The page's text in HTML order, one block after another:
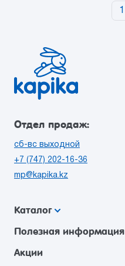
1
Отдел продаж:
сб-вс выходной
+7 (747) 202-16-36
mp@kapika.kz
Каталог
Акции
Полезная информация